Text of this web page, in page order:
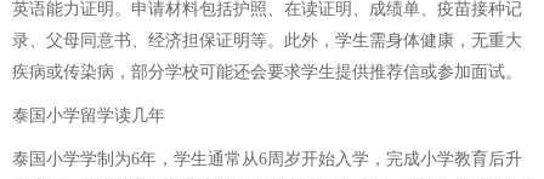
英语能力证明。申请材料包括护照、在读证明、成绩单、疫苗接种记
录、父母同意书、经济担保证明等。此外，学生需身体健康，无重大
疾病或传染病，部分学校可能还会要求学生提供推荐信或参加面试。
泰国小学留学读几年
泰国小学学制为6年，学生通常从6周岁开始入学，完成小学教育后升